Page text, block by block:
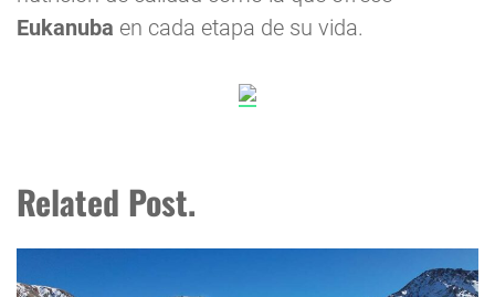
Eukanuba en cada etapa de su vida.
Related Post.